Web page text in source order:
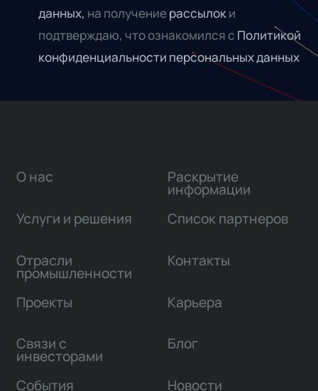
данных, на получениерассылоки
подтверждаю, что ознакомился с Политикой
конфиденциальности персональных данных
О нас
Услуги и решения
Отрасли
промышленности
Проекты
Связи с
инвесторами
Раскрытие
информации
Список партнеров
Контакты
Карьера
Блог
События Новости